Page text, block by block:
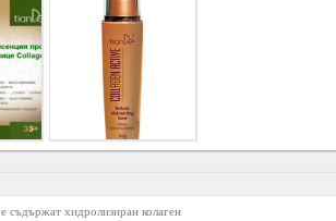
съдържат хидролизиран колаген